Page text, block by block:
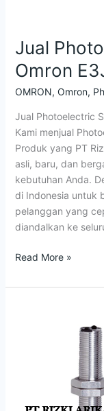
Jual
Omron
OMRON, Omron,
Jual Photoelectric
Kami menjual
Produk yang PT
asli, baru, dan
kebutuhan Anda.
di Indonesia untuk
pelanggan yang
diandalkan ke
Jual
Sensor
Omron
DR11-
C
Indonesia
Read More »
FPKG/US-